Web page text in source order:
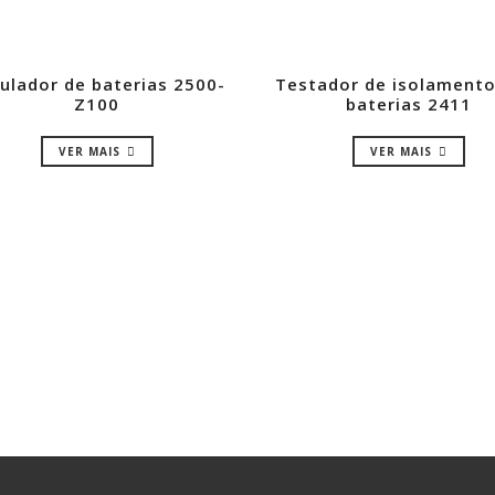
de baterias 2500-
Z100
VER MAIS
Testador de
baterias 2411
VER MAIS